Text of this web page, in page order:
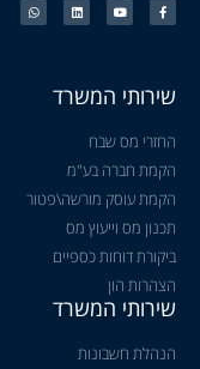
שירותי המשרד
החזרי מס שבח
הקמת חברה בע"מ
הקמת עוסק מורשה\פטור
תכנון מס וייעוץ מס
ביקורת דוחות כספיים
הצהרות הון
שירותי המשרד
הנהלת חשבונות